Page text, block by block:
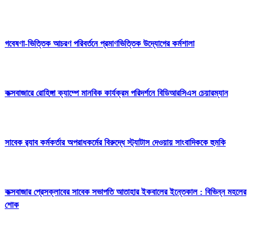
গবেষণা-ভিত্তিক আচরণ পরিবর্তনে প্রমাণভিত্তিক উদ্যোগের কর্মশালা
কক্সবাজারে রোহিঙ্গা ক্যাম্পে মানবিক কার্যক্রম পরিদর্শনে বিডিআরসিএস চেয়ারম্যান
সাবেক র‍্যাব কর্মকর্তার অপরাধকর্মের বিরুদ্ধে স্ট্যাটাস দেওয়ায় সাংবাদিককে হুমকি
কক্সবাজার প্রেসক্লাবের সাবেক সভাপতি আতাহার ইকবালের ইন্তেকাল : বিভিন্ন মহলের
শোক